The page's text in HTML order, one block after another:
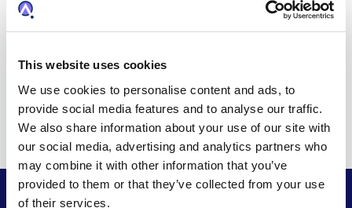
This website uses cookies
We use cookies to personalise content and ads, to
provide social media features and to analyse our traffic.
We also share information about your use of our site with
our social media, advertising and analytics partners who
may combine it with other information that you’ve
provided to them or that they’ve collected from your use
of their services.
Automatisation des approbations et des
Interface intuitive avecglisser-déposer
simplifier la gestion des documents.